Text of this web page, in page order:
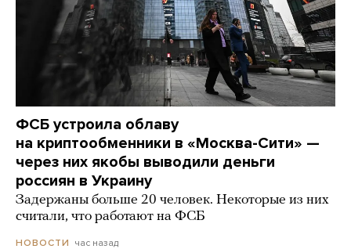
ФСБ устроила облаву
на криптообменники в «Москва-Сити» —
через них якобы выводили деньги
россиян в Украину
Задержаны больше 20 человек. Некоторые из них
считали, что работают на ФСБ
НОВОСТИ час назад